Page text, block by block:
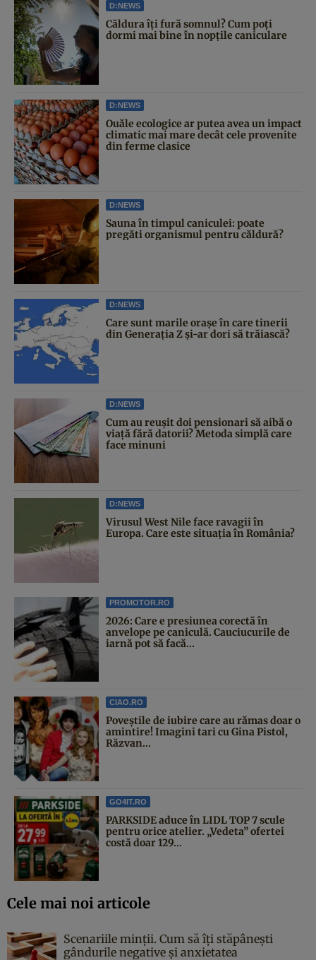
D:NEWS
Căldura îți fură somnul? Cum poți
dormi mai bine în nopțile caniculare
D:NEWS
Ouăle ecologice ar putea avea un impact
climatic mai mare decât cele provenite
din ferme clasice
D:NEWS
Sauna în timpul caniculei: poate
pregăti organismul pentru căldură?
D:NEWS
Care sunt marile orașe în care tinerii
din Generația Z și-ar dori să trăiască?
D:NEWS
Cum au reușit doi pensionari să aibă o
viață fără datorii? Metoda simplă care
face minuni
D:NEWS
Virusul West Nile face ravagii în
Europa. Care este situația în România?
PROMOTOR.RO
2026: Care e presiunea corectă în
anvelope pe caniculă. Cauciucurile de
iarnă pot să facă...
CIAO.RO
Poveştile de iubire care au rămas doar o
amintire! Imagini tari cu Gina Pistol,
Răzvan...
GO4IT.RO
PARKSIDE aduce în LIDL TOP 7 scule
pentru orice atelier. „Vedeta” ofertei
costă doar 129...
Cele mai noi articole
Scenariile minții. Cum să îți stăpânești
gândurile negative și anxietatea